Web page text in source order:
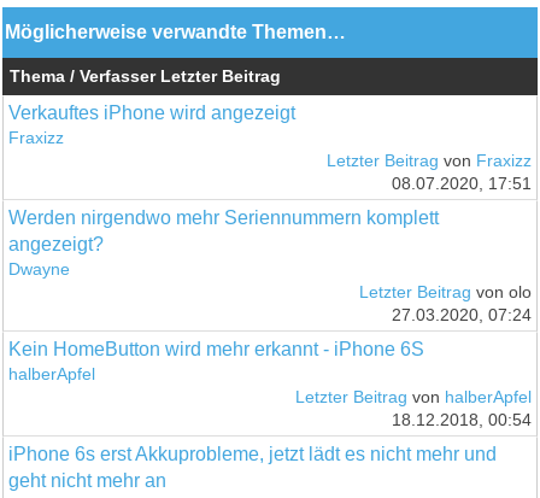
Möglicherweise verwandte Themen…
Thema / Verfasser Letzter Beitrag
Verkauftes iPhone wird angezeigt
Fraxizz
Letzter Beitrag von Fraxizz
08.07.2020, 17:51
Werden nirgendwo mehr Seriennummern komplett
angezeigt?
Dwayne
Letzter Beitrag von olo
27.03.2020, 07:24
Kein HomeButton wird mehr erkannt - iPhone 6S
halberApfel
Letzter Beitrag von halberApfel
18.12.2018, 00:54
iPhone 6s erst Akkuprobleme, jetzt lädt es nicht mehr und
geht nicht mehr an